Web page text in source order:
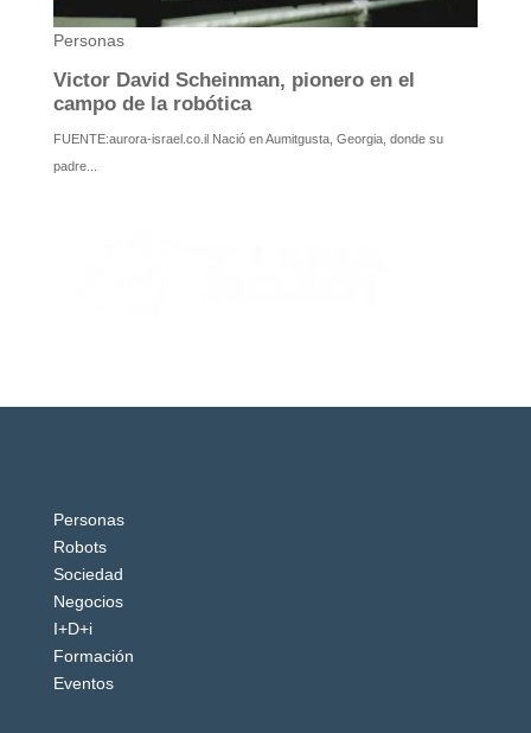
Personas
Robots
Sociedad
Negocios
I+D+i
Formación
Eventos